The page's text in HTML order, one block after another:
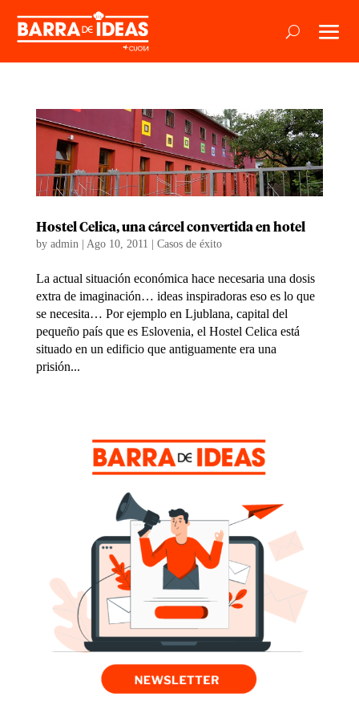
Hostel Celica, una cárcel convertida en hotel
by admin| Ago 10, 2011 Casos de éxito
La actual situación económica hace necesaria una dosis
extra de imaginación… ideas inspiradoras eso es lo que
se necesita… Por ejemplo en Ljublana, capital del
pequeño país que es Eslovenia, el Hostel Celica está
situado en un edificio que antiguamente era una
prisión...